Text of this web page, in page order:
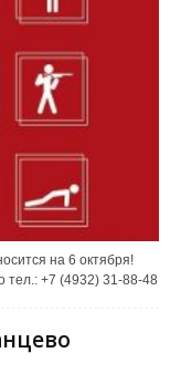
на 6 октября!
+7 (4932) 31-88-48